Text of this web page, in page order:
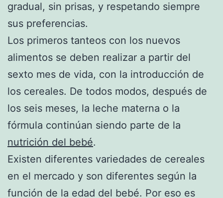
gradual, sin prisas, y respetando siempre
sus preferencias.
Los primeros tanteos con los nuevos
alimentos se deben realizar a partir del
sexto mes de vida, con la introducción de
los cereales. De todos modos, después de
los seis meses, la leche materna o la
fórmula continúan siendo parte de la
nutrición del bebé.
Existen diferentes variedades de cereales
en el mercado y son diferentes según la
función de la edad del bebé. Por eso es